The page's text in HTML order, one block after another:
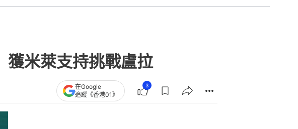
米萊支持挑戰盧拉
在Google
追蹤《香港01》
3